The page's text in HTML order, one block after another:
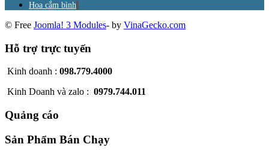
Hoa cắm bình
© Free Joomla! 3 Modules- by VinaGecko.com
Hỗ trợ trực tuyến
Kinh doanh : 098.779.4000
Kinh Doanh và zalo : 0979.744.011
Quảng cáo
Sản Phẩm Bán Chạy